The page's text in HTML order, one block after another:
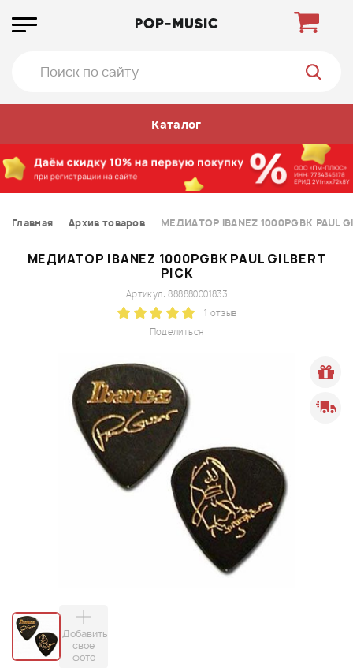
Каталог
Главная Архив товаров МЕДИАТОР IBANEZ 1000PGBK PAUL
МЕДИАТОР IBANEZ 1000PGBK PAUL GILBERT
PICK
Поделиться
Артикул: 888880001833
1 отзыв
Добавить
свое
фото